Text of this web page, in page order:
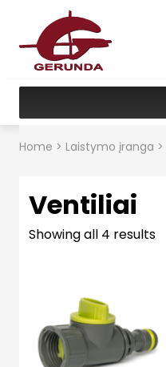
Home > Laistymo įranga >
Ventiliai
Showing all 4 results